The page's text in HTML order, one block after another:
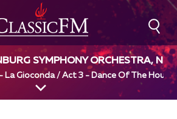
SYMPHONY ORCHESTRA,
La Gioconda / Act 3 - Dance Of The Hours